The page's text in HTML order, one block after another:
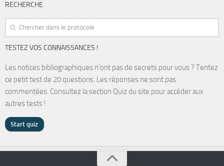
RECHERCHE
TESTEZ VOS CONNAISSANCES !
Les notices bibliographiques n’ont pas de secrets pour vous ? Tentez
ce petit test de 20 questions. Les réponses ne sont pas
commentées. Consultez la section Quiz du site pour accéder aux
autres tests !